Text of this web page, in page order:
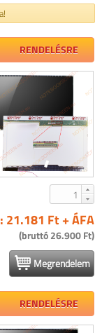
RENDELÉSRE
21.181 Ft + ÁFA
(bruttó 26.900 Ft)
Megrendelem
RENDELÉSRE